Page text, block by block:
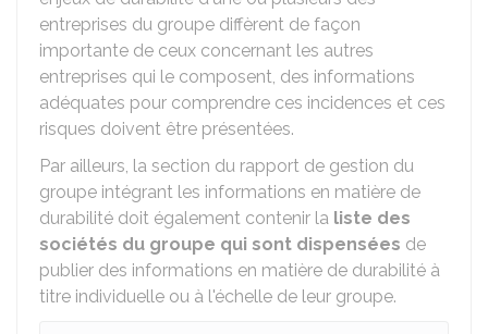
entreprises du groupe diffèrent de façon
importante de ceux concernant les autres
entreprises qui le composent, des informations
adéquates pour comprendre ces incidences et ces
risques doivent être présentées.
Par ailleurs, la section du rapport de gestion du
groupe intégrant les informations en matière de
durabilité doit également contenir la liste des
sociétés du groupe qui sont dispensées de
publier des informations en matière de durabilité à
titre individuelle ou à l'échelle de leur groupe.